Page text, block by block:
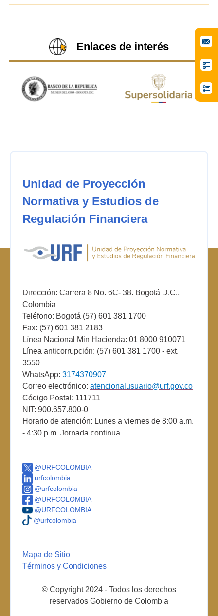
Enlaces de interés
Unidad de Proyección
Normativa y Estudios de
Regulación Financiera
Dirección: Carrera 8 No. 6C- 38. Bogotá D.C.,
Colombia
Teléfono: Bogotá (57) 601 381 1700
Fax: (57) 601 381 2183
Línea Nacional Min Hacienda: 01 8000 910071
Línea anticorrupción: (57) 601 381 1700 - ext.
3550
WhatsApp: 3174370907
Correo electrónico: atencionalusuario@urf.gov.co
Código Postal: 111711
NIT: 900.657.800-0
Horario de atención: Lunes a viernes de 8:00 a.m.
- 4:30 p.m. Jornada continua
@URFCOLOMBIA
urfcolombia
@urfcolombia
@URFCOLOMBIA
@URFCOLOMBIA
@urfcolombia
Mapa de Sitio
Términos y Condiciones
© Copyright 2024 - Todos los derechos
reservados Gobierno de Colombia